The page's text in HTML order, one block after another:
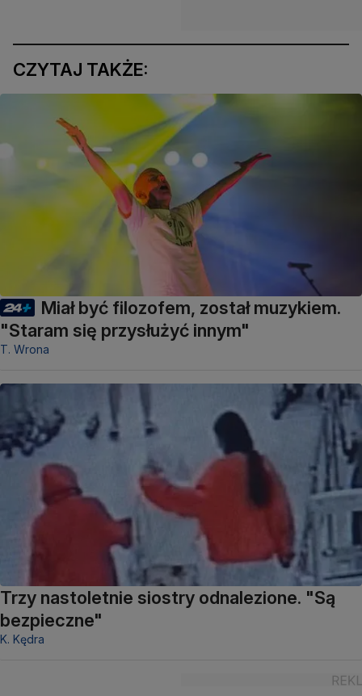
CZYTAJ TAKŻE:
Miał być filozofem, został muzykiem.
"Staram się przysłużyć innym"
T. Wrona
Trzy nastoletnie siostry odnalezione. "Są
bezpieczne"
K. Kędra